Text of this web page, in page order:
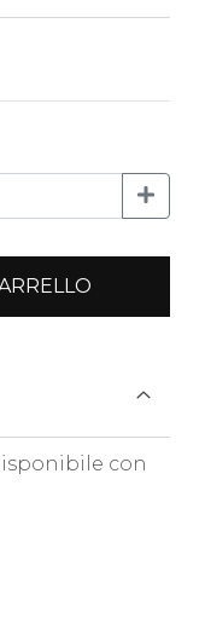
con